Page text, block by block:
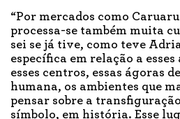
“Por mercados como
processa-se também muita
sei se já tive, como teve
específica em relação a
esses centros, essas ágoras
humana, os ambientes que
pensar sobre a
símbolo, em história. Esse